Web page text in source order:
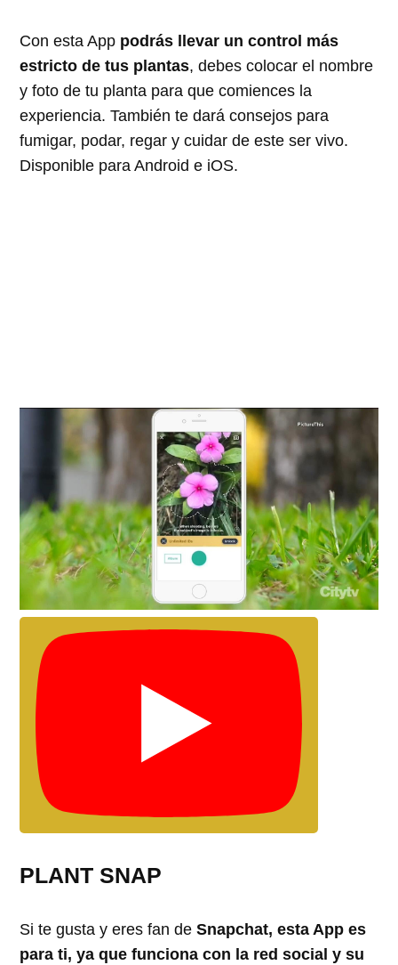
Con esta App podrás llevar un control más
estricto de tus plantas, debes colocar el nombre
y foto de tu planta para que comiences la
experiencia. También te dará consejos para
fumigar, podar, regar y cuidar de este ser vivo.
Disponible para Android e iOS.
PLANT SNAP
Si te gusta y eres fan deSnapchat, esta App es
para ti, ya que funciona con la red social y su